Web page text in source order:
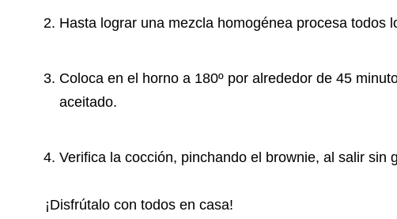
Hasta lograr una mezcla homogénea procesa todos
Coloca en el horno a 180º por alrededor de 45
aceitado.
Verifica la cocción, pinchando el brownie, al salir sin
¡Disfrútalo con todos en casa!